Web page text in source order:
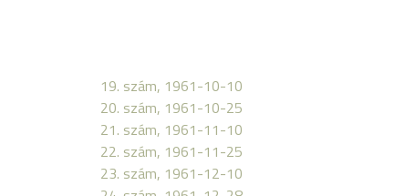
19. szám, 1961-10-10
20. szám, 1961-10-25
21. szám, 1961-11-10
22. szám, 1961-11-25
23. szám, 1961-12-10